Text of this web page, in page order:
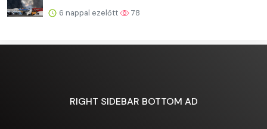
6 nappal ezelőtt 78
RIGHT SIDEBAR BOTTOM AD